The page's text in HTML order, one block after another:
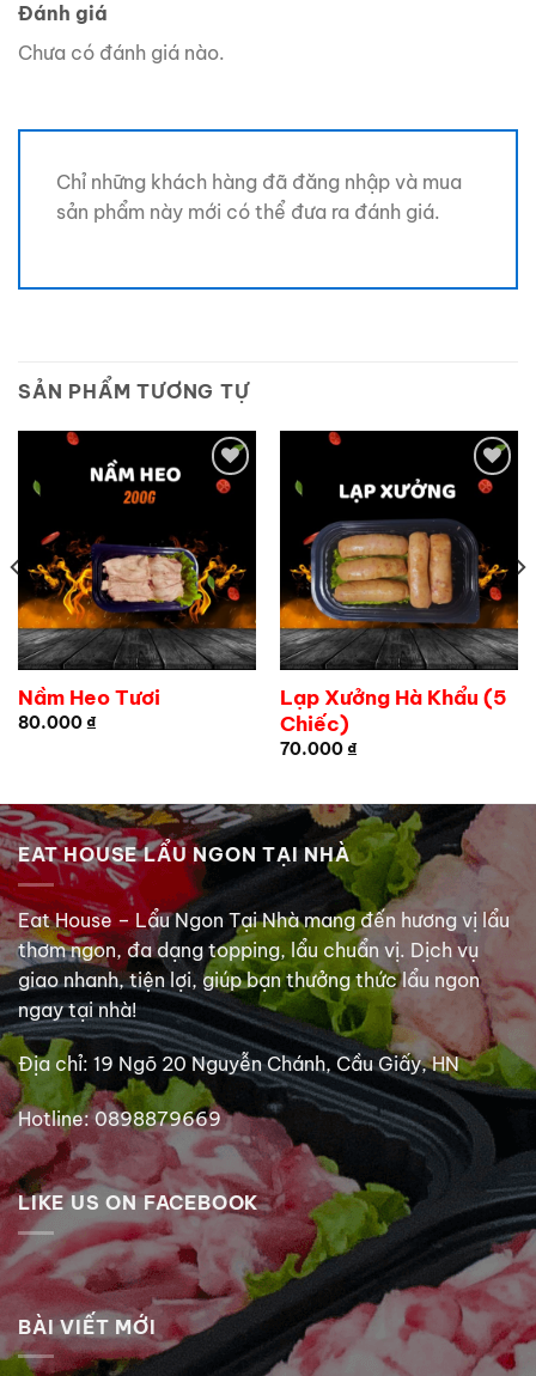
Đánh giá
Chưa có đánh giá nào.
Chỉ những khách hàng đã đăng nhập và mua
sản phẩm này mới có thể đưa ra đánh giá.
SẢN PHẨM TƯƠNG TỰ
Add to
Nầm Heo Tươi
80.000 ₫
Add to
Lạp Xưởng Hà Khẩu (5
Chiếc)
70.000 ₫
EAT HOUSE LẨU NGON TẠI NHÀ
Eat House – Lẩu Ngon Tại Nhà mang đến hương vị lẩu
thơm ngon, đa dạng topping, lẩu chuẩn vị. Dịch vụ
giao nhanh, tiện lợi, giúp bạn thưởng thức lẩu ngon
ngay tại nhà!
Địa chỉ: 19 Ngõ 20 Nguyễn Chánh, Cầu Giấy, HN
Hotline: 0898879669
LIKE US ON FACEBOOK
BÀI VIẾT MỚI